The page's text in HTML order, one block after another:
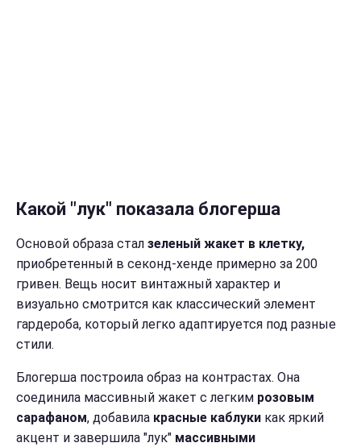
Какой "лук" показала блогерша
Основой образа стал зеленый жакет в клетку,
приобретенный в секонд-хенде примерно за 200
гривен. Вещь носит винтажный характер и
визуально смотрится как классический элемент
гардероба, который легко адаптируется под разные
стили.
Блогерша построила образ на контрастах. Она
соединила массивный жакет с легким розовым
сарафаном, добавила красные каблуки как яркий
акцент и завершила "лук" массивными